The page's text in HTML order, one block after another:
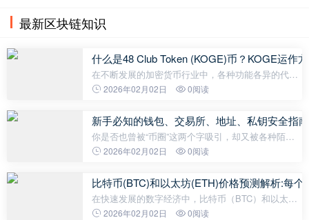
最新区块链知识
什么是48 Club Token (KOGE)币？KOGE运作
在不断发展的加密货币行业中，各种功能各异的代币
层出不穷。48 Club Token（KOGE）是最引人注目的
问权限、高级访问权限，以及连接娱乐
2026年02月02日 0阅读
新手必知的钱包、交易所、地址、私钥安全指
你是否也曾被“币圈”这两个字吸引，却又被各种陌生
的术语吓退？“钱包是什么？”、“交易所是干嘛
2026年02月02日 0阅读
比特币(BTC)和以太坊(ETH)价格预测解析:每
在快速发展的数字经济中，比特币（BTC）和以太坊
（ETH）继续作为加密货币市场的基石。随着投资者
2026年02月02日 0阅读